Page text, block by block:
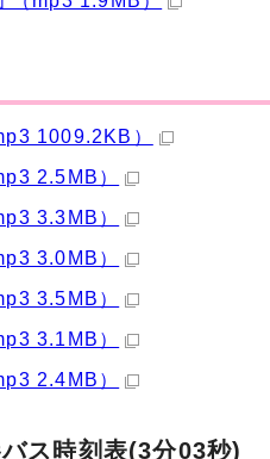
1009.2KB）
2.5MB）
3.3MB）
3.0MB）
3.5MB）
3.1MB）
2.4MB）
ス時刻表(3分03秒)